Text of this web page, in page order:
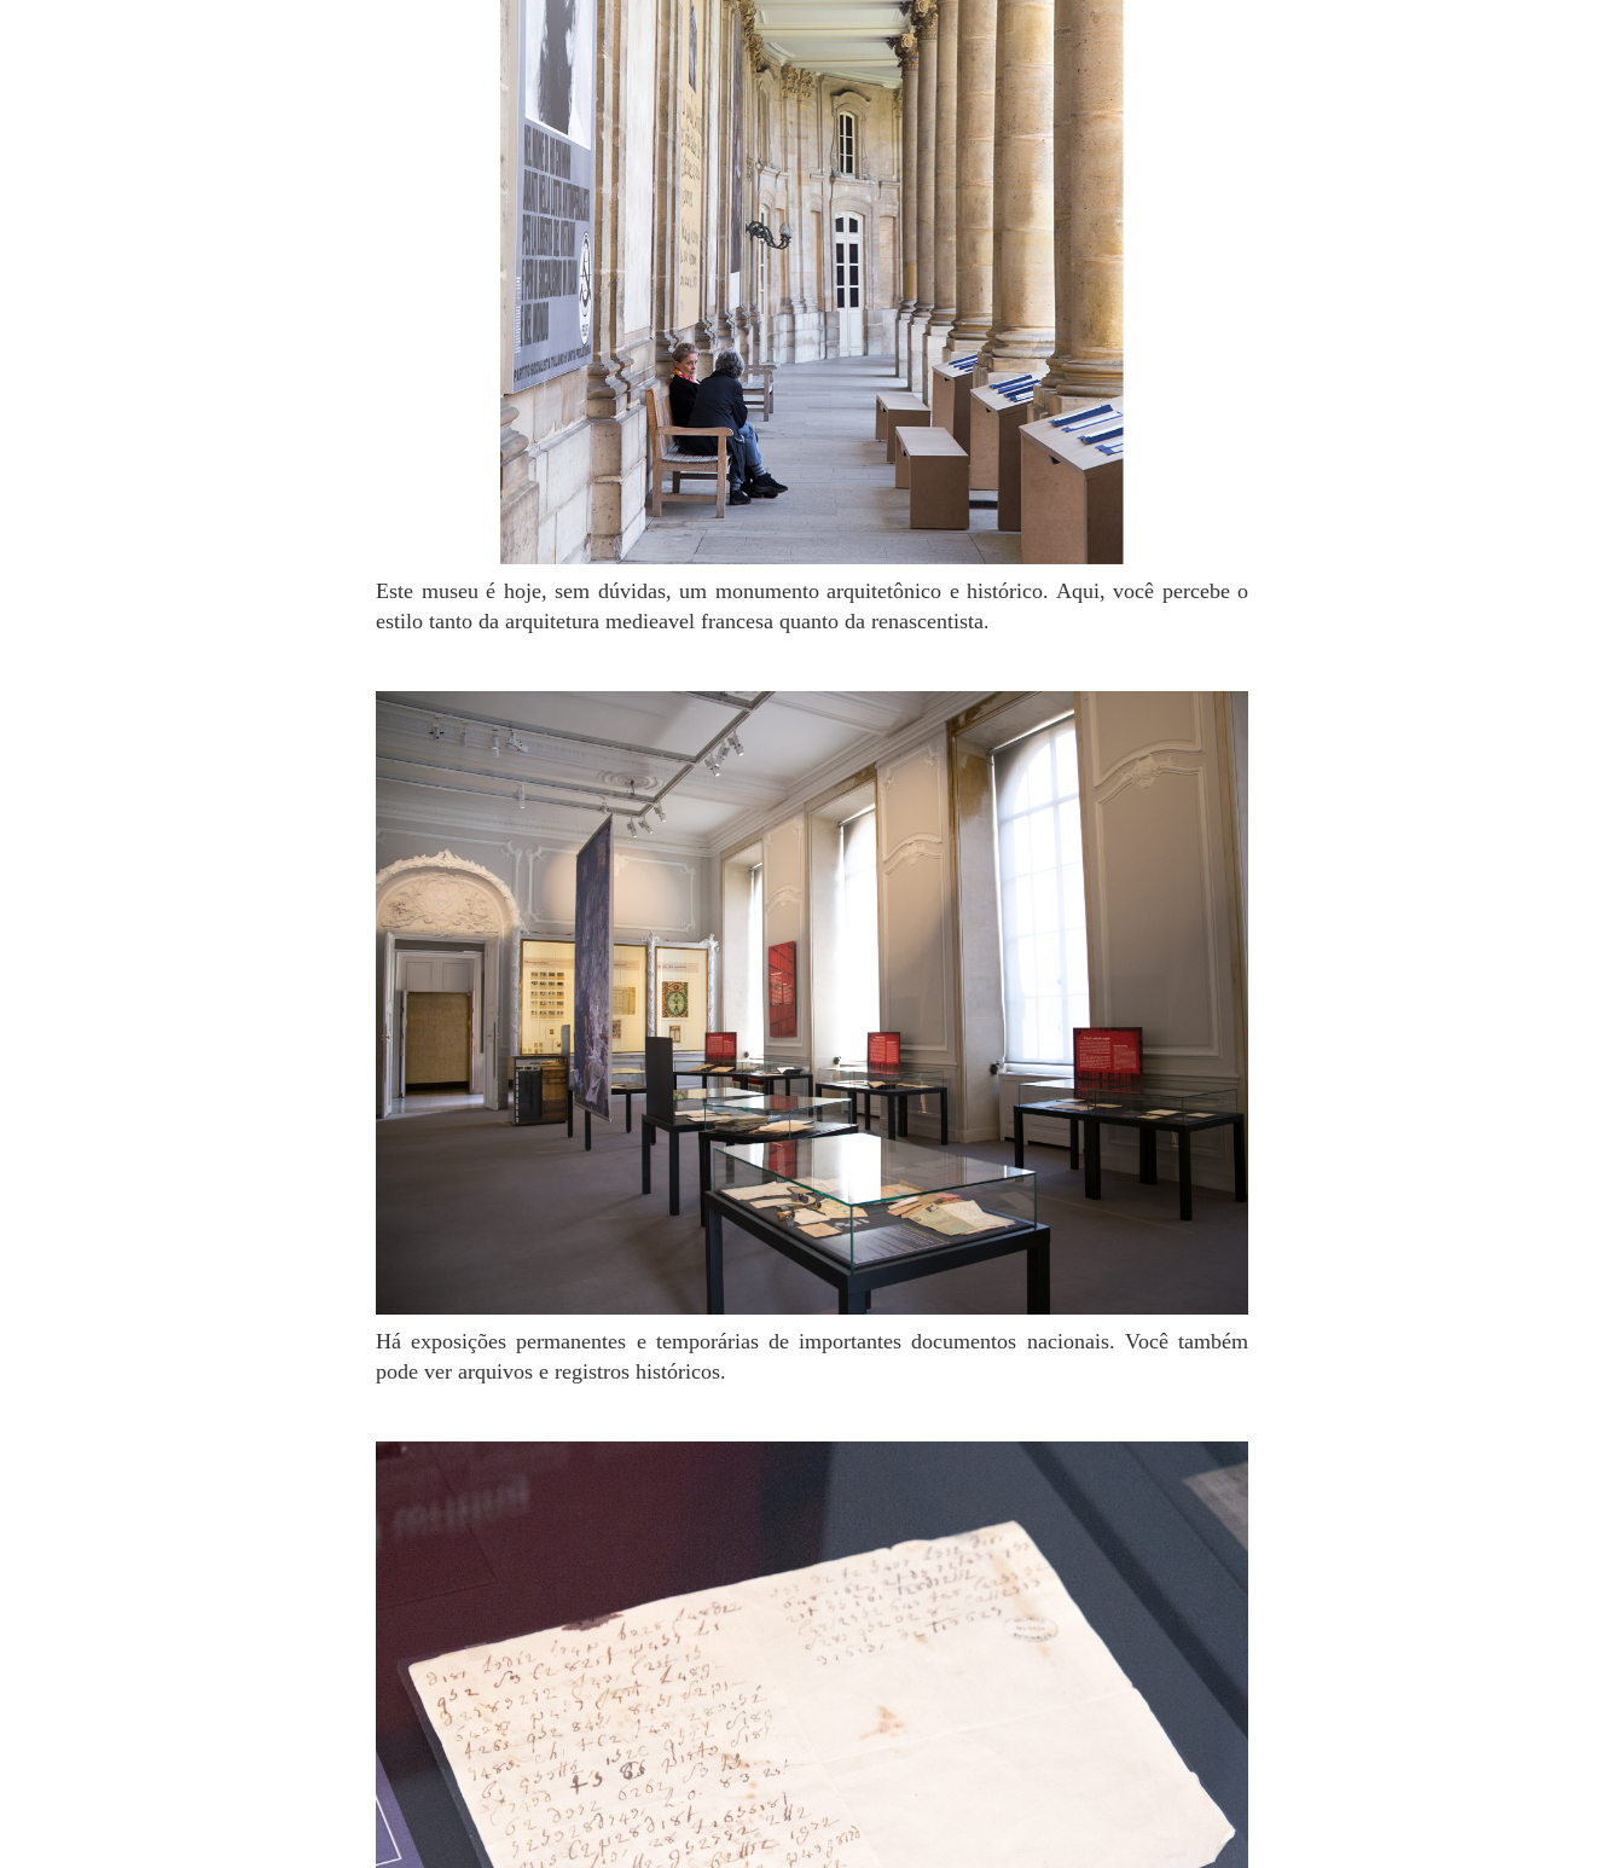
Este museu é hoje, sem dúvidas, um monumento arquitetônico e histórico. Aqui, você percebe o
estilo tanto da arquitetura medieavel francesa quanto da renascentista.
Há exposições permanentes e temporárias de importantes documentos nacionais. Você também
pode ver arquivos e registros históricos.